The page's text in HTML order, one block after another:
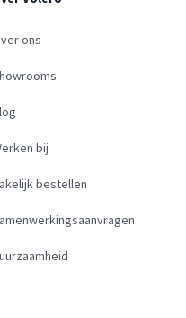
ons
bij
bestellen